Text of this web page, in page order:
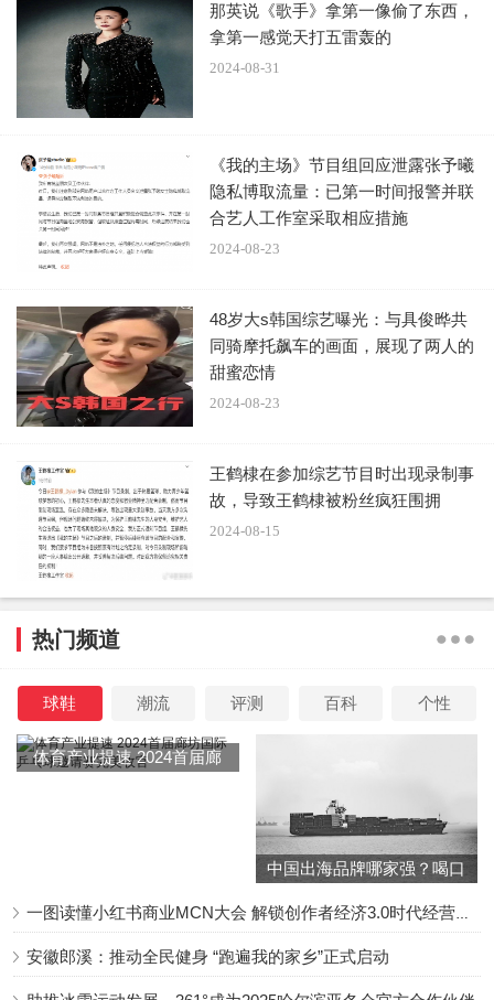
工作人员名义泄露张予曦女士隐私博取流量、诱导粉丝赚取
不法利益等行为发布声明。
工作室表示事情发生后已第一时间联系节目组并且积极
配合调查，并与节目组一起向当地公安局报警。但取证及排
查过程尚需时间，后续进展结果会第一时间同步。同时强调
道网络不是法外之地，任何侵犯他人合法权益的行为都将受
到法律的制裁。
件已交由警方调查处理中，后续我们将持续关注调查结果。
节目组会全力保证艺人嘉宾的安全保障工作。”
那英说《歌手》拿第一像偷了东西，
拿第一感觉天打五雷轰的
2024-08-31
《我的主场》节目组回应泄露张予曦
隐私博取流量：已第一时间报警并联
合艺人工作室采取相应措施
2024-08-23
48岁大s韩国综艺曝光：与具俊晔共
同骑摩托飙车的画面，展现了两人的
甜蜜恋情
2024-08-23
王鹤棣在参加综艺节目时出现录制事
故，导致王鹤棣被粉丝疯狂围拥
2024-08-15
热门频道
球鞋 潮流 评测 百科 个性
体育产业提速 2024首届廊
中国出海品牌哪家强？喝口
安徽郎溪：推动全民健身 “跑遍我的家乡”正式启动